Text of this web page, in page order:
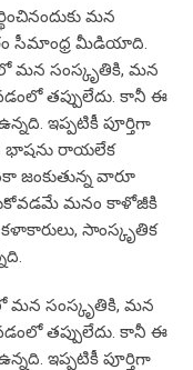
మన
సీమాంధ్ర మీడియాది.
మన సంస్కృతికి, మన
తప్పులేదు. కానీ ఈ
ఇప్పటికీ పూర్తిగా
భాషను రాయలేక
జంకుతున్న వారూ
మనం కాళోజీకి
సాంస్కృతిక
మన సంస్కృతికి, మన
తప్పులేదు. కానీ ఈ
ఇప్పటికీ పూర్తిగా